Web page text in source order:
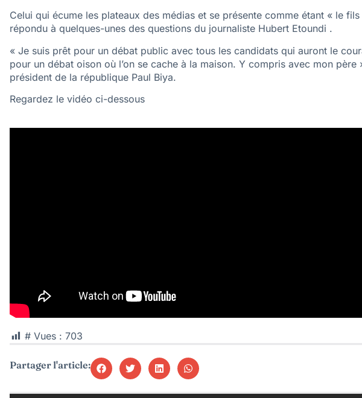
Celui qui écume les plateaux des médias et se présente comme étant « le
répondu à quelques-unes des questions du journaliste Hubert Etoundi .
« Je suis prêt pour un débat public avec tous les candidats qui auront le
pour un débat oison où l’on se cache à la maison. Y compris avec mon
président de la république Paul Biya.
Regardez le vidéo ci-dessous
# Vues : 703
Partager l'article: